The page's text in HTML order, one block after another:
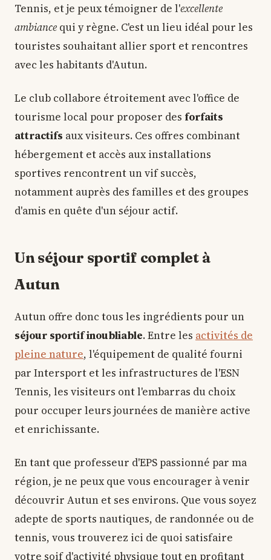
Tennis, et je peux témoigner de l'excellente
ambiance qui y règne. C'est un lieu idéal pour les
touristes souhaitant allier sport et rencontres
avec les habitants d'Autun.
Le club collabore étroitement avec l'office de
tourisme local pour proposer des forfaits
attractifs aux visiteurs. Ces offres combinant
hébergement et accès aux installations
sportives rencontrent un vif succès,
notamment auprès des familles et des groupes
d'amis en quête d'un séjour actif.
Un séjour sportif complet à
Autun
Autun offre donc tous les ingrédients pour un
séjour sportif inoubliable. Entre les activités de
pleine nature, l'équipement de qualité fourni
par Intersport et les infrastructures de l'ESN
Tennis, les visiteurs ont l'embarras du choix
pour occuper leurs journées de manière active
et enrichissante.
En tant que professeur d'EPS passionné par ma
région, je ne peux que vous encourager à venir
découvrir Autun et ses environs. Que vous soyez
adepte de sports nautiques, de randonnée ou de
tennis, vous trouverez ici de quoi satisfaire
votre soif d'activité physique tout en profitant